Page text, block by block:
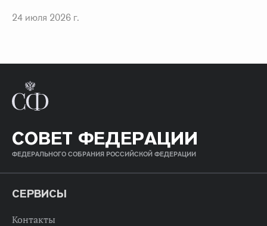
24 июля 2026 г.
СОВЕТ ФЕДЕРАЦИИ
ФЕДЕРАЛЬНОГО СОБРАНИЯ РОССИЙСКОЙ ФЕДЕРАЦИИ
СЕРВИСЫ
Контакты